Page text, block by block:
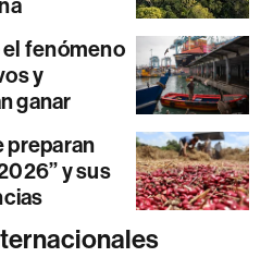
fenómeno
y
ganar
preparan
y sus